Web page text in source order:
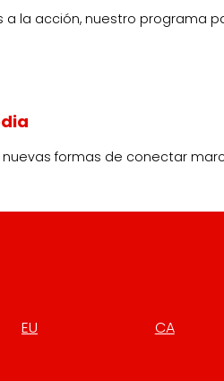
a la acción, nuestro programa
nuevas formas de conectar
EU CA